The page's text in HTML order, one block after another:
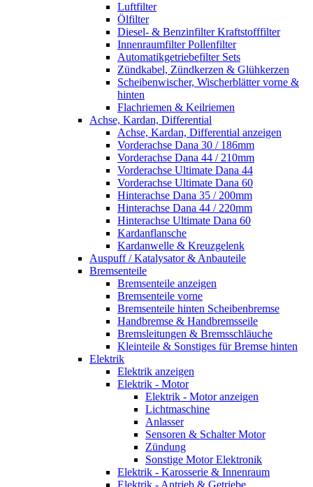
Luftfilter
Ölfilter
Diesel- & Benzinfilter Kraftstofffilter
Innenraumfilter Pollenfilter
Automatikgetriebefilter Sets
Zündkabel, Zündkerzen & Glühkerzen
Scheibenwischer, Wischerblätter vorne &
hinten
Flachriemen & Keilriemen
Achse, Kardan, Differential
Achse, Kardan, Differential anzeigen
Vorderachse Dana 30 / 186mm
Vorderachse Dana 44 / 210mm
Vorderachse Ultimate Dana 44
Vorderachse Ultimate Dana 60
Hinterachse Dana 35 / 200mm
Hinterachse Dana 44 / 220mm
Hinterachse Ultimate Dana 60
Kardanflansche
Kardanwelle & Kreuzgelenk
Auspuff / Katalysator & Anbauteile
Bremsenteile
Bremsenteile anzeigen
Bremsenteile vorne
Bremsenteile hinten Scheibenbremse
Handbremse & Handbremsseile
Bremsleitungen & Bremsschläuche
Kleinteile & Sonstiges für Bremse hinten
Elektrik
Elektrik anzeigen
Elektrik - Motor
Elektrik - Motor anzeigen
Lichtmaschine
Anlasser
Sensoren & Schalter Motor
Zündung
Sonstige Motor Elektronik
Elektrik - Karosserie & Innenraum
Elektrik - Antrieb & Getriebe